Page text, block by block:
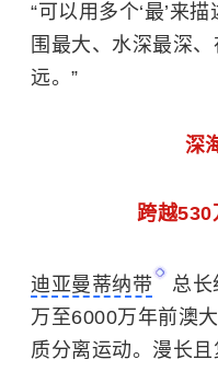
“可以用多个‘最’来
围最大、水深最深
远。”
深
跨越530
迪亚曼蒂纳带
总长
万至6000万年前澳
质分离运动。 漫长